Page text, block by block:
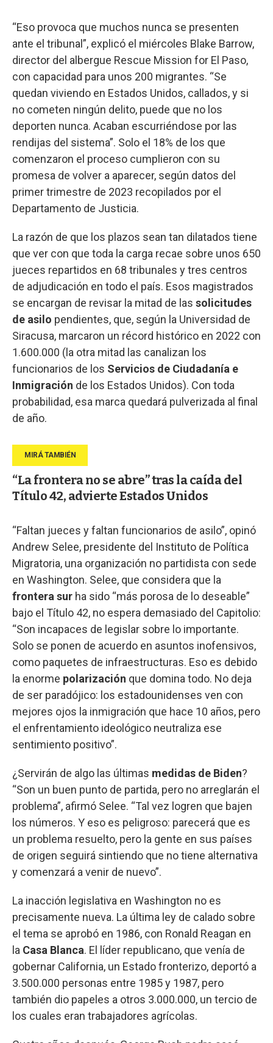
“Eso provoca que muchos nunca se presenten
ante el tribunal”, explicó el miércoles Blake Barrow,
director del albergue Rescue Mission for El Paso,
con capacidad para unos 200 migrantes. “Se
quedan viviendo en Estados Unidos, callados, y si
no cometen ningún delito, puede que no los
deporten nunca. Acaban escurriéndose por las
rendijas del sistema”. Solo el 18% de los que
comenzaron el proceso cumplieron con su
promesa de volver a aparecer, según datos del
primer trimestre de 2023 recopilados por el
Departamento de Justicia.
La razón de que los plazos sean tan dilatados tiene
que ver con que toda la carga recae sobre unos 650
jueces repartidos en 68 tribunales y tres centros
de adjudicación en todo el país. Esos magistrados
se encargan de revisar la mitad de las solicitudes
de asilo pendientes, que, según la Universidad de
Siracusa, marcaron un récord histórico en 2022 con
1.600.000 (la otra mitad las canalizan los
funcionarios de los Servicios de Ciudadanía e
Inmigración de los Estados Unidos). Con toda
probabilidad, esa marca quedará pulverizada al final
de año.
“La frontera no se abre” tras la caída del
Título 42, advierte Estados Unidos
“Faltan jueces y faltan funcionarios de asilo”, opinó
Andrew Selee, presidente del Instituto de Política
Migratoria, una organización no partidista con sede
en Washington. Selee, que considera que la
frontera sur ha sido “más porosa de lo deseable”
bajo el Título 42, no espera demasiado del Capitolio:
“Son incapaces de legislar sobre lo importante.
Solo se ponen de acuerdo en asuntos inofensivos,
como paquetes de infraestructuras. Eso es debido
la enorme polarización que domina todo. No deja
de ser paradójico: los estadounidenses ven con
mejores ojos la inmigración que hace 10 años, pero
el enfrentamiento ideológico neutraliza ese
sentimiento positivo”.
¿Servirán de algo las últimas medidas de Biden?
“Son un buen punto de partida, pero no arreglarán el
problema”, afirmó Selee. “Tal vez logren que bajen
los números. Y eso es peligroso: parecerá que es
un problema resuelto, pero la gente en sus países
de origen seguirá sintiendo que no tiene alternativa
y comenzará a venir de nuevo”.
La inacción legislativa en Washington no es
precisamente nueva. La última ley de calado sobre
el tema se aprobó en 1986, con Ronald Reagan en
la Casa Blanca. El líder republicano, que venía de
gobernar California, un Estado fronterizo, deportó a
3.500.000 personas entre 1985 y 1987, pero
también dio papeles a otros 3.000.000, un tercio de
los cuales eran trabajadores agrícolas.